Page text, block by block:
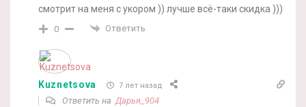
смотрит на меня с укором )) лучше всё-таки скидка )))
0 Ответить
Kuznetsova 7 лет назад
Ответить наДарья_904